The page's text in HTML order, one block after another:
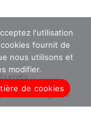
de sauvegarde
l'utilisation
fournit de
nous utilisons et
modifier.
de cookies